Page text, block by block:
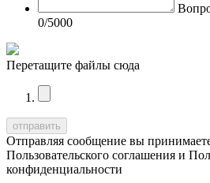
0/5000
Перетащите файлы сюда
Отправляя сообщение вы
Пользовательского соглашения и
конфиденциальности